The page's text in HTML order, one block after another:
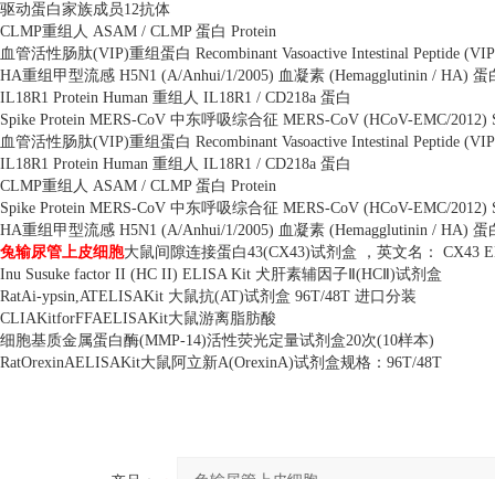
驱动蛋白家族成员12抗体
CLMP重组人 ASAM / CLMP 蛋白 Protein
血管活性肠肽(VIP)重组蛋白 Recombinant Vasoactive Intestinal Peptide
HA重组甲型流感 H5N1 (A/Anhui/1/2005) 血凝素 (Hemagglutinin / HA) 蛋
IL18R1 Protein Human 重组人 IL18R1 / CD218a 蛋白
Spike Protein MERS-CoV 中东呼吸综合征 MERS-CoV (HCoV-EMC/2012)
血管活性肠肽(VIP)重组蛋白 Recombinant Vasoactive Intestinal Peptide
IL18R1 Protein Human 重组人 IL18R1 / CD218a 蛋白
CLMP重组人 ASAM / CLMP 蛋白 Protein
Spike Protein MERS-CoV 中东呼吸综合征 MERS-CoV (HCoV-EMC/2012)
HA重组甲型流感 H5N1 (A/Anhui/1/2005) 血凝素 (Hemagglutinin / HA) 蛋
兔输尿管上皮细胞大鼠间隙连接蛋白43(CX43)试剂盒 ，英文名：
CX43
Inu Susuke factor II (HC II) ELISA Kit 犬肝素辅因子Ⅱ (HC )试剂盒
RatAi-ypsin,ATELISAKit 大鼠抗(AT)试剂盒 96T/48T 进口分装
CLIAKitforFFAELISAKit大鼠游离脂肪酸
细胞基质金属蛋白酶(MMP-14)活性荧光定量试剂盒20次(10样本)
RatOrexinAELISAKit大鼠阿立新A(OrexinA)试剂盒规格： 96T/48T